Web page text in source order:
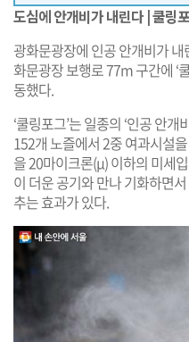
도심에 안개비가 내린다 | 쿨링
광화문광장에 인공 안개비가
화문광장 보행로 77m 구간에 ‘
동했다.
‘쿨링포그’는 일종의 ‘인공 안
152개 노즐에서 2중 여과시설
을 20마이크론(μ) 이하의 미세
이 더운 공기와 만나 기화하면
추는 효과가 있다.